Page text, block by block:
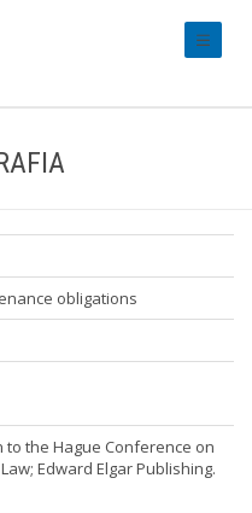
obligations
to the Hague Conference on
Edward Elgar Publishing.